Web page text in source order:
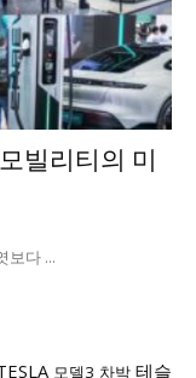
빌리티의 미
보다 ...
모델3 차박 테슬